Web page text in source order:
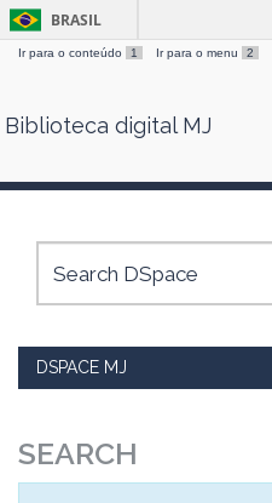
Skip
BRASIL
Ir para o conteúdo 1 Ir para o menu 2
Biblioteca digital MJ
DSPACE MJ
SEARCH